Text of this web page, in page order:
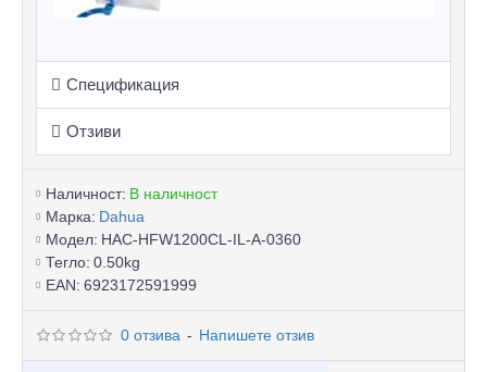
Спецификация
Отзиви
Наличност: В наличност
Марка: Dahua
Модел: HAC-HFW1200CL-IL-A-0360
Тегло: 0.50kg
EAN: 6923172591999
0 отзива - Напишете отзив